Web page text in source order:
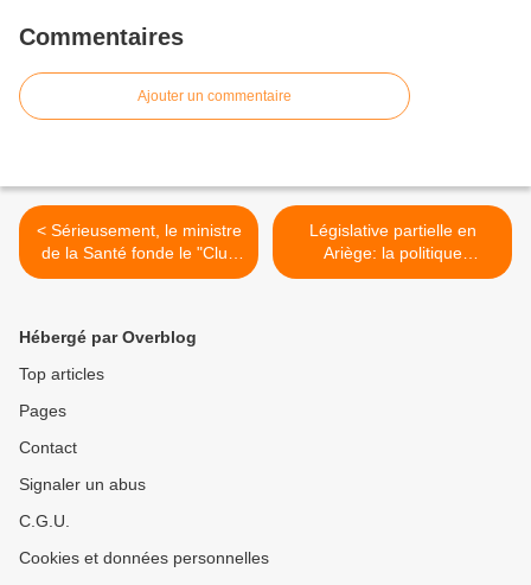
Commentaires
Ajouter un commentaire
< Sérieusement, le ministre
de la Santé fonde le "Club
des invisibles"? Non, sans
Législative partielle en
Ariège: la politique
politicienne passa si près
Hébergé par Overblog
Top articles
Pages
Contact
Signaler un abus
C.G.U.
Cookies et données personnelles